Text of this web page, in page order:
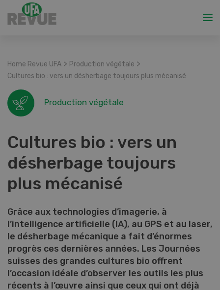
Home Revue UFA > Production végétale >
Cultures bio : vers un désherbage toujours plus mécanisé
Production végétale
Cultures bio : vers un
désherbage toujours
plus mécanisé
Grâce aux technologies d’imagerie, à
l’intelligence artificielle (IA), au GPS et au laser,
le désherbage mécanique a fait d’énormes
progrès ces dernières années. Les Journées
suisses des grandes cultures bio offrent
l’occasion idéale d’observer les outils les plus
récents à l’œuvre ainsi que ceux qui ont déjà